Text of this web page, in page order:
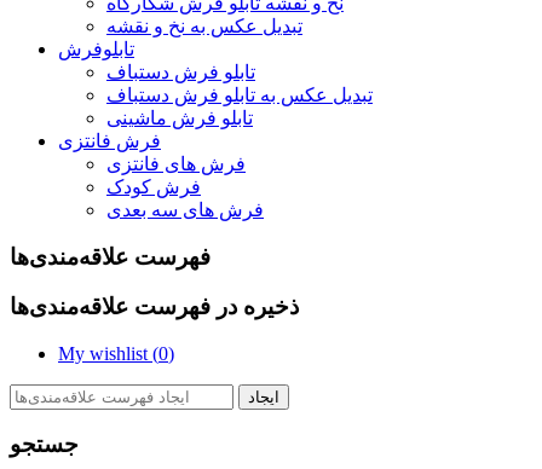
تبدیل عکس به نخ و نقشه
تابلوفرش
تابلو فرش دستباف
تبدیل عکس به تابلو فرش دستباف
تابلو فرش ماشینی
فرش فانتزی
فرش های فانتزی
فرش کودک
فرش های سه بعدی
فهرست علاقه‌مندی‌ها
ذخیره در فهرست علاقه‌مندی‌ها
My wishlist (0)
ایجاد
جستجو